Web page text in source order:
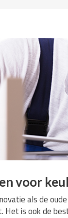
voor
als de
Het is ook de